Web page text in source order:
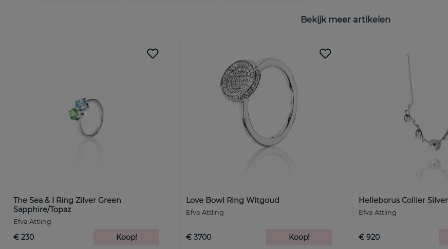
Bekijk meer artikelen
The Sea & I Ring Zilver Green
Sapphire/Topaz
Efva Attling
€ 230 Koop!
Love Bowl Ring Witgoud
Efva Attling
€ 3700 Koop!
Helleborus Collier Silver
Efva Attling
€ 920